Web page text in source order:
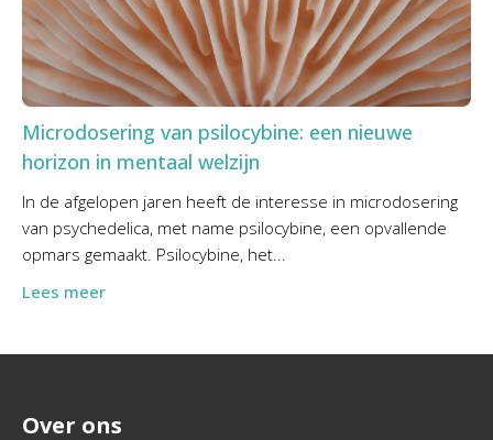
Microdosering van psilocybine: een nieuwe
horizon in mentaal welzijn
In de afgelopen jaren heeft de interesse in microdosering
van psychedelica, met name psilocybine, een opvallende
opmars gemaakt. Psilocybine, het...
Lees meer
Over ons